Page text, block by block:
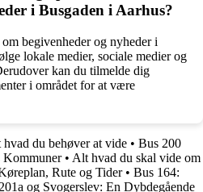
i Busgaden i Aarhus?
begivenheder og nyheder i
lokale medier, sociale medier og
kan du tilmelde dig
i området for at være
du behøver at vide • Bus 200
• Alt hvad du skal vide om
Rute og Tider• Bus 164:
201a og Svogerslev: En Dybdegående